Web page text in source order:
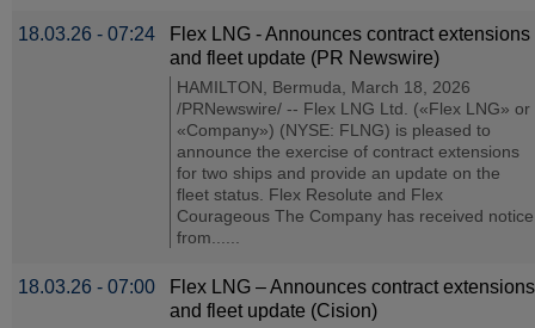
18.03.26 - 07:24
Flex LNG - Announces contract extensions
and fleet update (PR Newswire)
HAMILTON, Bermuda, March 18, 2026
/PRNewswire/ -- Flex LNG Ltd. («Flex LNG» or
«Company») (NYSE: FLNG) is pleased to
announce the exercise of contract extensions
for two ships and provide an update on the
fleet status. Flex Resolute and Flex
Courageous The Company has received notice
from......
18.03.26 - 07:00
Flex LNG – Announces contract extensions
and fleet update (Cision)